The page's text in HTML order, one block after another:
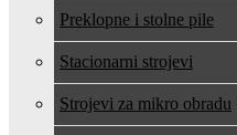
Preklopne i stolne pile
Stacionarni strojevi
Strojevi za mikro obradu